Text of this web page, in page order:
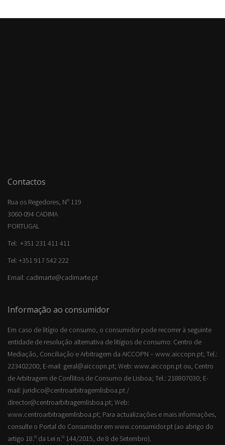
Contactos
Rua os Regedores, Nº 119
3060-094 CADIMA
PORTUGAL
Tel: +351 231 411 411
Tel: +351 917 542 222
Email: cadimarte@cadimarte.pt
Informação ao consumidor
Em caso de litígio de consumo, o consumidor pode recorrer à seguinte
entidade de resolução alternativa de litígios de consumo: Centro de
Mediação, Conciliação e Arbitragem da AICCOPN – www.aiccopn.pt; Tel.:
223402200; E-mail: geral@aiccopn.pt; Web: www.aiccopn.pt ou, Centro
de Arbitragem de Conflitos de Consumo de Lisboa; Tel.: 218807030; E-
mail: juridico@centroarbitragemlisboa.pt /
director@centroarbitragemlisboa.pt; Web:
www.centroarbitragemlisboa.pt; Para actualizações e mais informações,
consulte o Portal do Consumidor em www.consumidor.pt (ao abrigo do
artigo 18.º da Lei n.º 144/2015, de 8 de Setembro).